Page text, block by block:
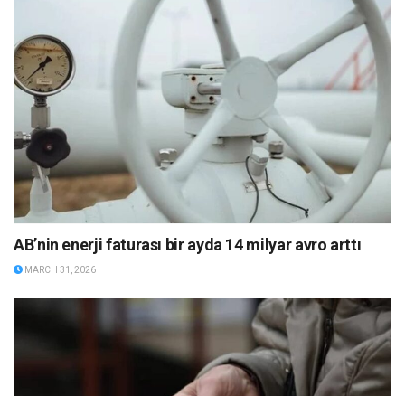
AB’nin enerji faturası bir ayda 14 milyar avro arttı
MARCH 31, 2026